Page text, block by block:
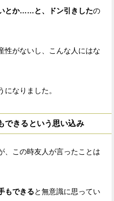
とか……と、ドン引きしたの
性がないし、こんな人にはな
になりました。
できるという思い込み
、この時友人が言ったことは
もできると無意識に思ってい